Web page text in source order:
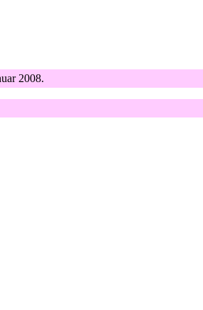
2008.